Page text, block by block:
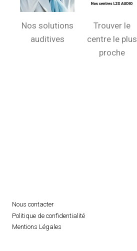
Nos solutions
auditives
Trouver le
centre le plus
proche
Nous contacter
Politique de confidentialité
Mentions Légales